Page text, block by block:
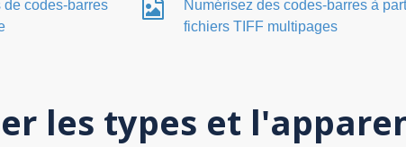
de codes-barres
Numérisez des codes-barres à
fichiers TIFF multipages
les types et